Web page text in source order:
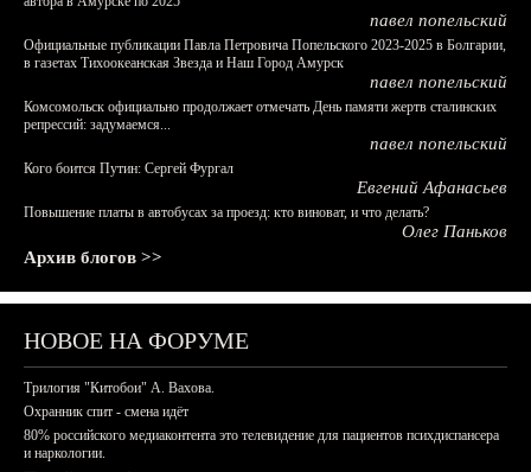
павел попельский
Официальные публикации Павла Петровича Попельского 2023-2025 в Болгарии,
в газетах Тихоокеанская Звезда и Наш Город Амурск
павел попельский
Комсомольск официально продолжает отмечать День памяти жертв сталинских
репрессий: задумаемся...
павел попельский
Кого боится Путин: Сергей Фургал
Евгений Афанасьев
Повышение платы в автобусах за проезд: кто виноват, и что делать?
Олег Паньков
Архив блогов >>
НОВОЕ НА ФОРУМЕ
Трилогия "Китобои" А. Вахова.
Охранник спит - смена идёт
80% российского медиаконтента это телевидение для пациентов психдиспансера
и наркологии.